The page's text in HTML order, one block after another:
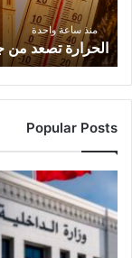
ت
ص
ع
د
م
ن
ج
د
.
ه
منذ ساعة واحدة
الحرارة تصعد من
Popular Posts